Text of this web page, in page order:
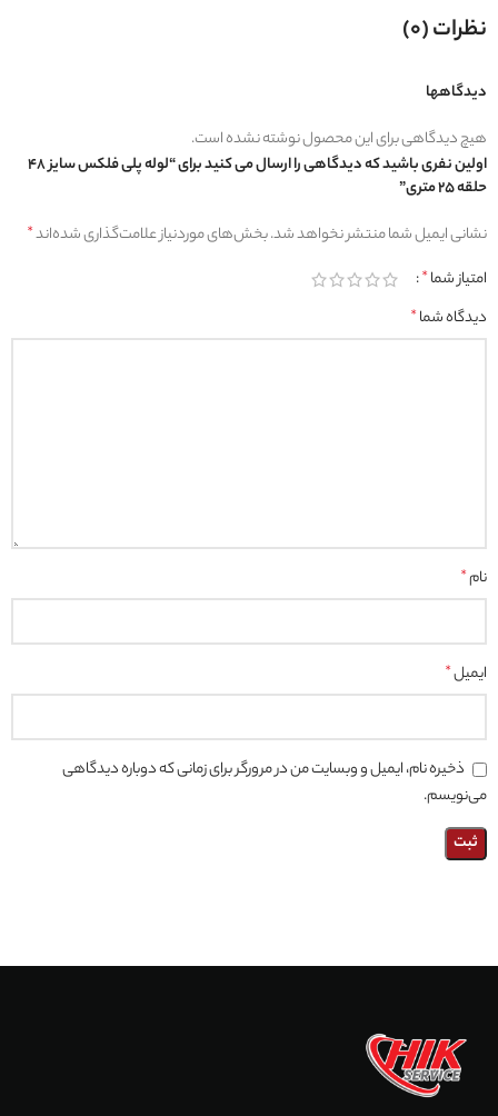
نظرات (0)
دیدگاهها
هیچ دیدگاهی برای این محصول نوشته نشده است.
اولین نفری باشید که دیدگاهی را ارسال می کنید برای “لوله پلی فلکس سایز 48
حلقه 25 متری”
نشانی ایمیل شما منتشر نخواهد شد.بخش‌های موردنیاز علامت‌گذاری شده‌اند*
امتیاز شما*
دیدگاه شما*
نام*
ایمیل*
ذخیره نام، ایمیل و وبسایت من در مرورگر برای زمانی که دوباره دیدگاهی
می‌نویسم.